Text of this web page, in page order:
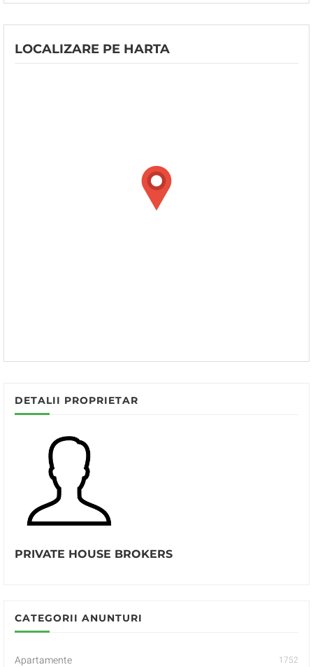
LOCALIZARE PE HARTA
DETALII PROPRIETAR
PRIVATE HOUSE BROKERS
CATEGORII ANUNTURI
Apartamente 1752